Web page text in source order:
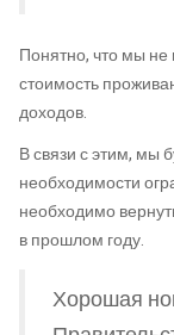
Понятно, что мы
стоимость
доходов.
В связи с этим, мы
необходимости
необходимо
в прошлом году.
Хорошая